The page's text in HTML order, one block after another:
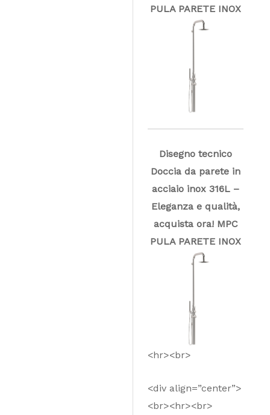
PULA PARETE INOX
Disegno tecnico
Doccia da parete in
acciaio inox 316L –
Eleganza e qualità,
acquista ora! MPC
PULA PARETE INOX
<hr><br>
<div align=”center”>
<br><hr><br>